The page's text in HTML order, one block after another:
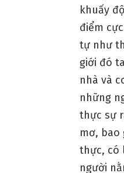
khuấy
điểm
tự như
giới đó
nhà và
những
thực sự
mơ,
thực, có
người